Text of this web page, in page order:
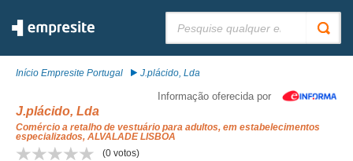
Início Empresite Portugal J.plácido, Lda
Informação oferecida por
J.plácido, Lda
Comércio a retalho de vestuário para adultos, em estabelecimentos
especializados, ALVALADE LISBOA
(0 votos)